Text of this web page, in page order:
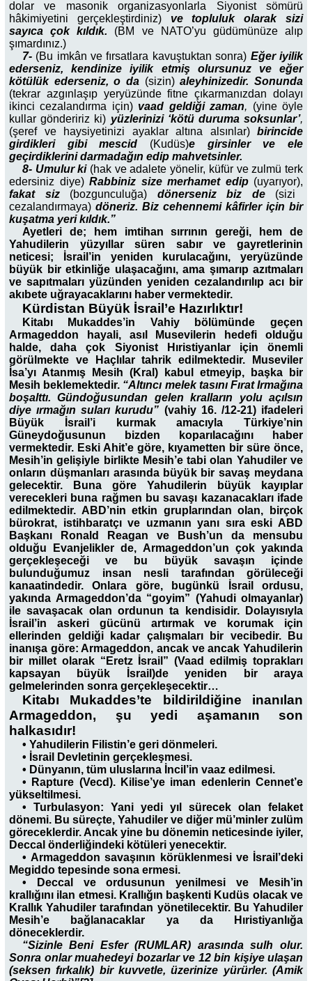
dolar ve masonik organizasyonlarla Siyonist sömürü
hâkimiyetini gerçekleştirdiniz)ve topluluk olarak sizi
sayıca çok kıldık. (BM ve NATO’yu güdümünüze alıp
şımardınız.)
7- (Bu imkân ve fırsatlara kavuştuktan sonra) Eğer iyilik
ederseniz, kendinize iyilik etmiş olursunuz ve eğer
kötülük ederseniz, o da (sizin) aleyhinizedir. Sonunda
(tekrar azgınlaşıp yeryüzünde fitne çıkarmanızdan dolayı
ikinci cezalandırma için) vaad geldiği zaman, (yine öyle
kullar göndeririz ki) yüzlerinizi ‘kötü duruma soksunlar’,
(şeref ve haysiyetinizi ayaklar altına alsınlar)
birincide
girdikleri gibi mescid (Kudüs)e girsinler ve ele
geçirdiklerini darmadağın edip mahvetsinler.
8- Umulur ki (hak ve adalete yönelir, küfür ve zulmü terk
edersiniz diye) Rabbiniz size merhamet edip (uyarıyor),
fakat siz (bozgunculuğa) dönerseniz biz de (sizi
cezalandırmaya) döneriz. Biz cehennemi kâfirler için bir
kuşatma yeri kıldık.”
Ayetleri de; hem imtihan sırrının gereği, hem de
Yahudilerin yüzyıllar süren sabır ve gayretlerinin
neticesi; İsrail’in yeniden kurulacağını, yeryüzünde
büyük bir etkinliğe ulaşacağını, ama şımarıp azıtmaları
ve sapıtmaları yüzünden yeniden cezalandırılıp acı bir
akıbete uğrayacaklarını haber vermektedir.
Kürdistan Büyük İsrail’e Hazırlıktır!
Kitabı Mukaddes’in Vahiy bölümünde geçen
Armageddon hayali, asıl Musevilerin hedefi olduğu
halde, daha çok Siyonist Hıristiyanlar için önemli
görülmekte ve Haçlılar tahrik edilmektedir. Museviler
İsa’yı Atanmış Mesih (Kral) kabul etmeyip, başka bir
Mesih beklemektedir. “Altıncı melek tasını Fırat Irmağına
boşalttı. Gündoğusundan gelen kralların yolu açılsın
diye ırmağın suları kurudu” (vahiy 16. /12-21) ifadeleri
Büyük İsrail’i kurmak amacıyla Türkiye’nin
Güneydoğusunun bizden koparılacağını haber
vermektedir. Eski Ahit’e göre, kıyametten bir süre önce,
Mesih’in gelişiyle birlikte Mesih’e tabi olan Yahudiler ve
onların düşmanları arasında büyük bir savaş meydana
gelecektir. Buna göre Yahudilerin büyük kayıplar
verecekleri buna rağmen bu savaşı kazanacakları ifade
edilmektedir. ABD’nin etkin gruplarından olan, birçok
bürokrat, istihbaratçı ve uzmanın yanı sıra eski ABD
Başkanı Ronald Reagan ve Bush’un da mensubu
olduğu Evanjelikler de, Armageddon’un çok yakında
gerçekleşeceği ve bu büyük savaşın içinde
bulunduğumuz insan nesli tarafından görüleceği
kanaatindedir. Onlara göre, bugünkü İsrail ordusu,
yakında Armageddon’da “goyim” (Yahudi olmayanlar)
ile savaşacak olan ordunun ta kendisidir. Dolayısıyla
İsrail’in askeri gücünü artırmak ve korumak için
ellerinden geldiği kadar çalışmaları bir vecibedir. Bu
inanışa göre: Armageddon, ancak ve ancak Yahudilerin
bir millet olarak “Eretz İsrail” (Vaad edilmiş toprakları
kapsayan büyük İsrail)de yeniden bir araya
gelmelerinden sonra gerçekleşecektir…
Kitabı Mukaddes’te bildirildiğine inanılan
Armageddon, şu yedi aşamanın son
halkasıdır!
• Yahudilerin Filistin’e geri dönmeleri.
• İsrail Devletinin gerçekleşmesi.
• Dünyanın, tüm uluslarına İncil’in vaaz edilmesi.
•
Rapture (Vecd). Kilise’ye iman edenlerin Cennet’e
yükseltilmesi.
• Turbulasyon: Yani yedi yıl sürecek olan felaket
dönemi. Bu süreçte, Yahudiler ve diğer mü’minler zulüm
göreceklerdir. Ancak yine bu dönemin neticesinde iyiler,
Deccal önderliğindeki kötüleri yenecektir.
•Armageddon savaşının körüklenmesi ve İsrail’deki
Megiddo tepesinde sona ermesi.
•
Deccal ve ordusunun yenilmesi ve Mesih’in
krallığını ilan etmesi. Krallığın başkenti Kudüs olacak ve
Krallık Yahudiler tarafından yönetilecektir. Bu Yahudiler
Mesih’e bağlanacaklar ya da Hıristiyanlığa
döneceklerdir.
“Sizinle Beni Esfer (RUMLAR) arasında sulh olur.
Sonra onlar muahedeyi bozarlar ve 12 bin kişiye ulaşan
(seksen fırkalık) bir kuvvetle, üzerinize yürürler. (Amik